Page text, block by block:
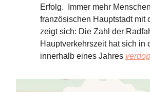
Erfolg. Immer mehr
französischen Hauptstadt mit
zeigt sich: Die Zahl der
Hauptverkehrszeit hat sich in
innerhalb eines Jahres